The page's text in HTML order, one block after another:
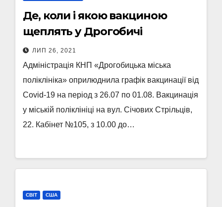
Де, коли і якою вакциною
щеплять у Дрогобичі
ЛИП 26, 2021
Адміністрація КНП «Дрогобицька міська
поліклініка» оприлюднила графік вакцинації від
Covid-19 на період з 26.07 по 01.08. Вакцинація
у міській поліклініці на вул. Січових Стрільців,
22. Кабінет №105, з 10.00 до…
СВІТ США